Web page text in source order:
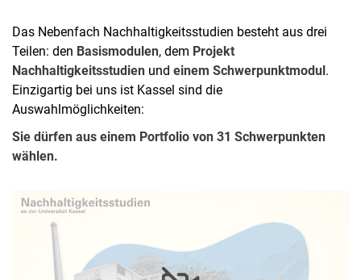
Das Nebenfach Nachhaltigkeitsstudien besteht aus drei
Teilen: den Basismodulen, dem Projekt
Nachhaltigkeitsstudien und einem Schwerpunktmodul .
Einzigartig bei uns ist Kassel sind die
Auswahlmöglichkeiten:
Sie dürfen aus einem Portfolio von 31 Schwerpunkten
wählen.